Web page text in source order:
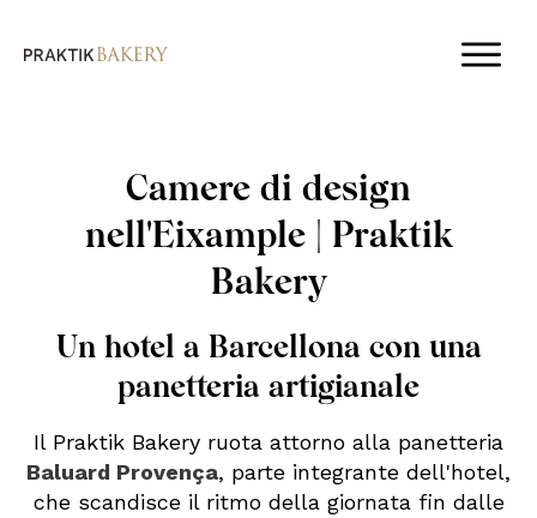
Camere di design
nell'Eixample | Praktik
Bakery
Un hotel a Barcellona con una
panetteria artigianale
Il Praktik Bakery ruota attorno alla panetteria
Baluard Provença, parte integrante dell'hotel,
che scandisce il ritmo della giornata fin dalle